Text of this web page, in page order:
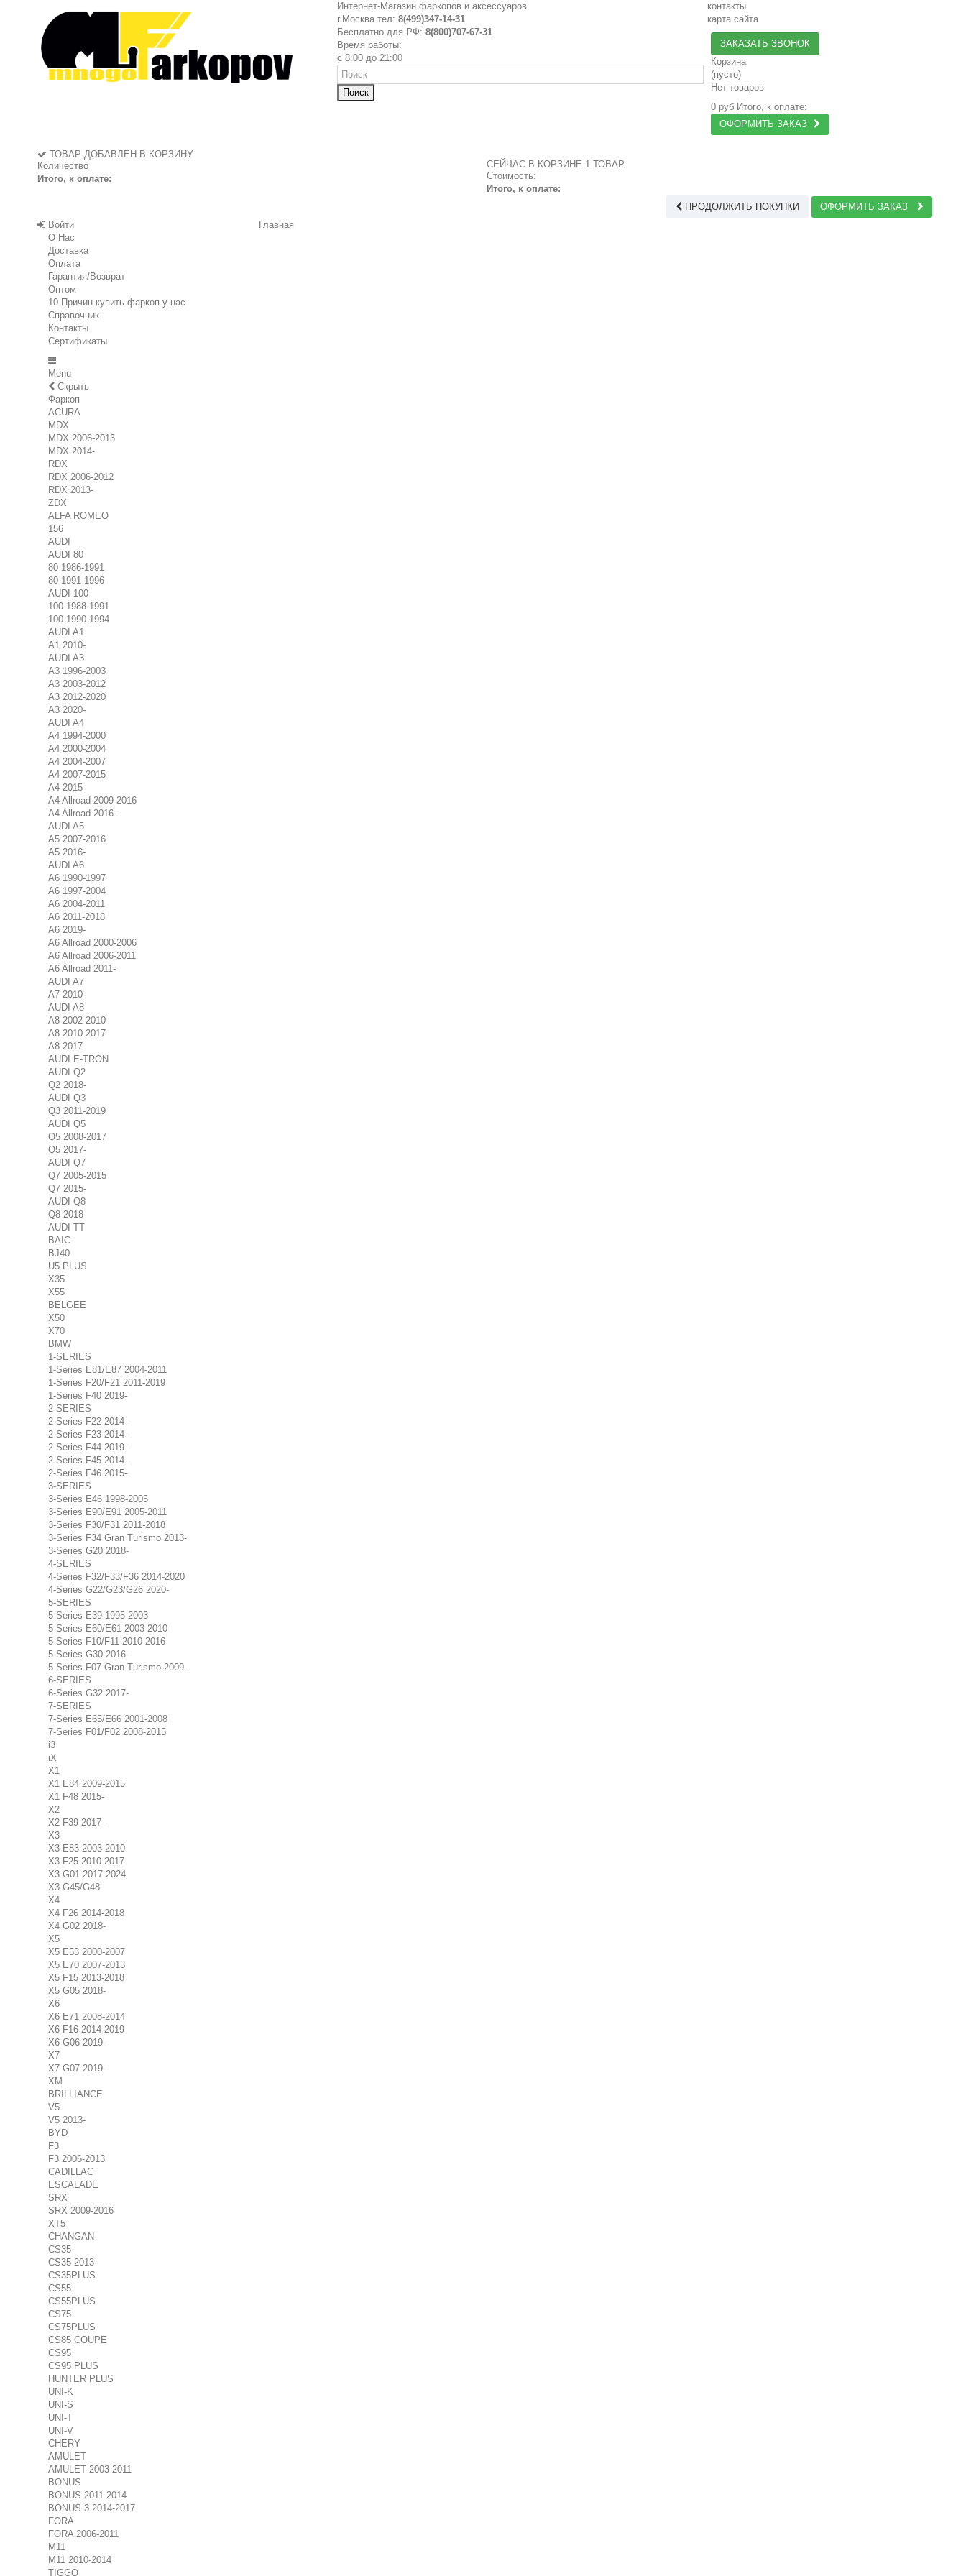
Интернет-Магазин фаркопов и аксессуаров
г.Москва тел: 8(499)347-14-31
Бесплатно для РФ: 8(800)707-67-31
Время работы:
с 8:00 до 21:00
Поиск
контакты
карта сайта
ЗАКАЗАТЬ ЗВОНОК
Корзина
(пусто)
Нет товаров
0 руб Итого, к оплате:
ОФОРМИТЬ ЗАКАЗ
ТОВАР ДОБАВЛЕН В КОРЗИНУ
Количество
Итого, к оплате:
СЕЙЧАС В КОРЗИНЕ 1 ТОВАР.
Стоимость:
Итого, к оплате:
ПРОДОЛЖИТЬ ПОКУПКИ
ОФОРМИТЬ ЗАКАЗ
Войти
Главная
О Нас
Доставка
Оплата
Гарантия/Возврат
Оптом
10 Причин купить фаркоп у нас
Справочник
Контакты
Сертификаты
Menu
Скрыть
Фаркоп
ACURA
MDX
MDX 2006-2013
MDX 2014-
RDX
RDX 2006-2012
RDX 2013-
ZDX
ALFA ROMEO
156
AUDI
AUDI 80
80 1986-1991
80 1991-1996
AUDI 100
100 1988-1991
100 1990-1994
AUDI A1
A1 2010-
AUDI A3
A3 1996-2003
A3 2003-2012
A3 2012-2020
A3 2020-
AUDI A4
A4 1994-2000
A4 2000-2004
A4 2004-2007
A4 2007-2015
A4 2015-
A4 Allroad 2009-2016
A4 Allroad 2016-
AUDI A5
A5 2007-2016
A5 2016-
AUDI A6
A6 1990-1997
A6 1997-2004
A6 2004-2011
A6 2011-2018
A6 2019-
A6 Allroad 2000-2006
A6 Allroad 2006-2011
A6 Allroad 2011-
AUDI A7
A7 2010-
AUDI A8
A8 2002-2010
A8 2010-2017
A8 2017-
AUDI E-TRON
AUDI Q2
Q2 2018-
AUDI Q3
Q3 2011-2019
AUDI Q5
Q5 2008-2017
Q5 2017-
AUDI Q7
Q7 2005-2015
Q7 2015-
AUDI Q8
Q8 2018-
AUDI TT
BAIC
BJ40
U5 PLUS
X35
X55
BELGEE
X50
X70
BMW
1-SERIES
1-Series E81/E87 2004-2011
1-Series F20/F21 2011-2019
1-Series F40 2019-
2-SERIES
2-Series F22 2014-
2-Series F23 2014-
2-Series F44 2019-
2-Series F45 2014-
2-Series F46 2015-
3-SERIES
3-Series E46 1998-2005
3-Series E90/E91 2005-2011
3-Series F30/F31 2011-2018
3-Series F34 Gran Turismo 2013-
3-Series G20 2018-
4-SERIES
4-Series F32/F33/F36 2014-2020
4-Series G22/G23/G26 2020-
5-SERIES
5-Series E39 1995-2003
5-Series E60/E61 2003-2010
5-Series F10/F11 2010-2016
5-Series G30 2016-
5-Series F07 Gran Turismo 2009-
6-SERIES
6-Series G32 2017-
7-SERIES
7-Series E65/E66 2001-2008
7-Series F01/F02 2008-2015
i3
iX
X1
X1 E84 2009-2015
X1 F48 2015-
X2
X2 F39 2017-
X3
X3 E83 2003-2010
X3 F25 2010-2017
X3 G01 2017-2024
X3 G45/G48
X4
X4 F26 2014-2018
X4 G02 2018-
X5
X5 E53 2000-2007
X5 E70 2007-2013
X5 F15 2013-2018
X5 G05 2018-
X6
X6 E71 2008-2014
X6 F16 2014-2019
X6 G06 2019-
X7
X7 G07 2019-
XM
BRILLIANCE
V5
V5 2013-
BYD
F3
F3 2006-2013
CADILLAC
ESCALADE
SRX
SRX 2009-2016
XT5
CHANGAN
CS35
CS35 2013-
CS35PLUS
CS55
CS55PLUS
CS75
CS75PLUS
CS85 COUPE
CS95
CS95 PLUS
HUNTER PLUS
UNI-K
UNI-S
UNI-T
UNI-V
CHERY
AMULET
AMULET 2003-2011
BONUS
BONUS 2011-2014
BONUS 3 2014-2017
FORA
FORA 2006-2011
M11
M11 2010-2014
TIGGO